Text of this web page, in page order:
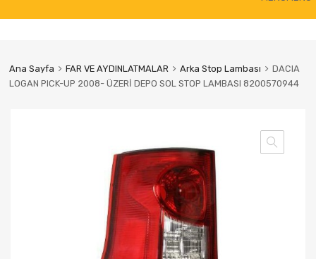
content
Ana Sayfa FAR VE AYDINLATMALAR Arka Stop Lambası
DACIA
LOGAN PICK-UP 2008- ÜZERİ DEPO SOL STOP LAMBASI 8200570944